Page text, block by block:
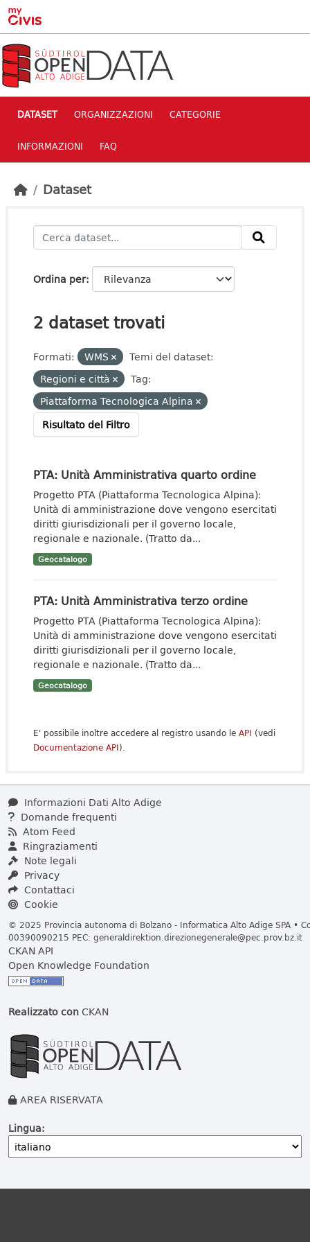
Skip to main content
DATASET ORGANIZZAZIONI CATEGORIE
INFORMAZIONI FAQ
Dataset
Ordina per
2 dataset trovati
Formati: WMS
Temi del dataset:
Regioni e città
Tag:
Piattaforma Tecnologica Alpina
Risultato del Filtro
PTA: Unità Amministrativa quarto ordine
Progetto PTA (Piattaforma Tecnologica Alpina):
Unità di amministrazione dove vengono esercitati
diritti giurisdizionali per il governo locale,
regionale e nazionale. (Tratto da...
Geocatalogo
PTA: Unità Amministrativa terzo ordine
Progetto PTA (Piattaforma Tecnologica Alpina):
Unità di amministrazione dove vengono esercitati
diritti giurisdizionali per il governo locale,
regionale e nazionale. (Tratto da...
Geocatalogo
E' possibile inoltre accedere al registro usando le API (vedi
Documentazione API).
Informazioni Dati Alto Adige
Domande frequenti
Atom Feed
Ringraziamenti
Note legali
Privacy
Contattaci
Cookie
© 2025 Provincia autonoma di Bolzano - Informatica Alto Adige SPA •
00390090215 PEC: generaldirektion.direzionegenerale@pec.prov.bz.it
CKAN API
Open Knowledge Foundation
Realizzato conCKAN
AREA RISERVATA
Lingua